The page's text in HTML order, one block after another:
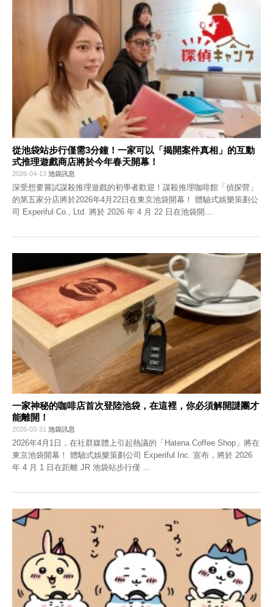
從池袋站步行僅需3分鐘！一家可以「揭開案件真相」的互動
式推理遊戲商店將於今年春天開幕！
2026-04-13 池袋訊息
深受想要嘗試謀殺推理遊戲的初學者歡迎！謀殺推理咖啡館「偵探營」
的第五家分店將於2026年4月22日在東京池袋開幕！ 體驗式娛樂策劃公
司 Experiful Co., Ltd. 將於 2026 年 4 月 22 日在池袋開
一家神秘的咖啡店首次登陸池袋，在這裡，你必須解開謎團才
能離開！
2026-03-31 池袋訊息
2026年4月1日，在社群媒體上引起熱議的「Hatena Coffee Shop」將在
東京池袋開幕！ 體驗式娛樂策劃公司 Experiful Inc. 宣布，將於 2026
年 4 月 1 日在距離 JR 池袋站步行僅 …